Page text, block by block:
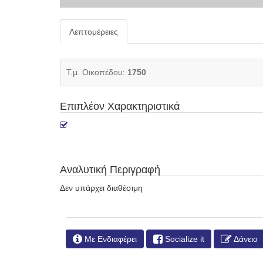
Λεπτομέρειες
Τ.μ. Οικοπέδου: 1750
Επιπλέον Χαρακτηριστικά
Αναλυτική Περιγραφή
Δεν υπάρχει διαθέσιμη
Με Ενδιαφέρει Socialize it Δάνειο